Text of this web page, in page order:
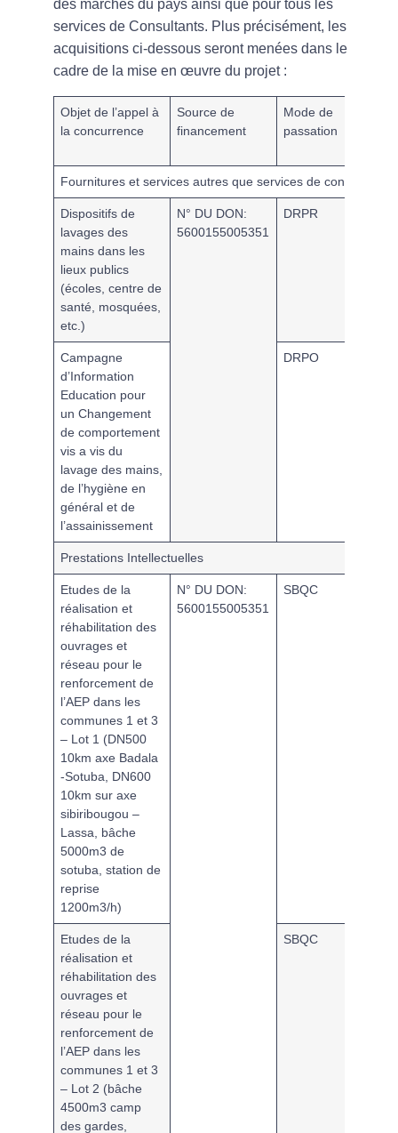
des marchés du pays ainsi que pour tous les
services de Consultants. Plus précisément, les
acquisitions ci-dessous seront menées dans le
cadre de la mise en œuvre du projet :
Objet de l’appel à
la concurrence
Source de
financement
Mode de
passation
Fournitures et services autres que services de consultants
Dispositifs de
lavages des
mains dans les
lieux publics
(écoles, centre de
santé, mosquées,
etc.)
N° DU DON:
5600155005351
DRPR
Campagne
d’Information
Education pour
un Changement
de comportement
vis a vis du
lavage des mains,
de l’hygiène en
général et de
l’assainissement
DRPO
Prestations Intellectuelles
Etudes de la
réalisation et
réhabilitation des
ouvrages et
réseau pour le
renforcement de
l’AEP dans les
communes 1 et 3
– Lot 1 (DN500
10km axe Badala
-Sotuba, DN600
10km sur axe
sibiribougou –
Lassa, bâche
5000m3 de
sotuba, station de
reprise
1200m3/h)
N° DU DON:
5600155005351
SBQC
Etudes de la
réalisation et
réhabilitation des
ouvrages et
réseau pour le
renforcement de
l’AEP dans les
communes 1 et 3
– Lot 2 (bâche
4500m3 camp
des gardes,
SBQC